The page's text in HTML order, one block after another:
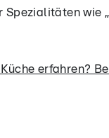
wie
erfahren?